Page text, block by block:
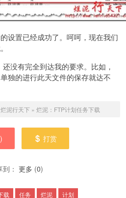
设置已经成功了。呵呵，现在我们
没有完全到达我的要求。比如，
独的进行此天文件的保存就达不
烂泥行天下» 烂泥：FTP计划任务下载
) 打赏
： 更多 (0)
载 任务 烂泥 计划